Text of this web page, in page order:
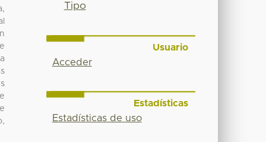
Tipo
Usuario
Acceder
Estadísticas
Estadísticas de uso